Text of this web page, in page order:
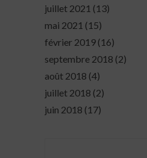
juillet 2021 (13)
mai 2021 (15)
février 2019 (16)
septembre 2018 (2)
août 2018 (4)
juillet 2018 (2)
juin 2018 (17)